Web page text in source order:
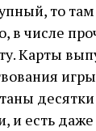
то там
в числе
Карты
и есть